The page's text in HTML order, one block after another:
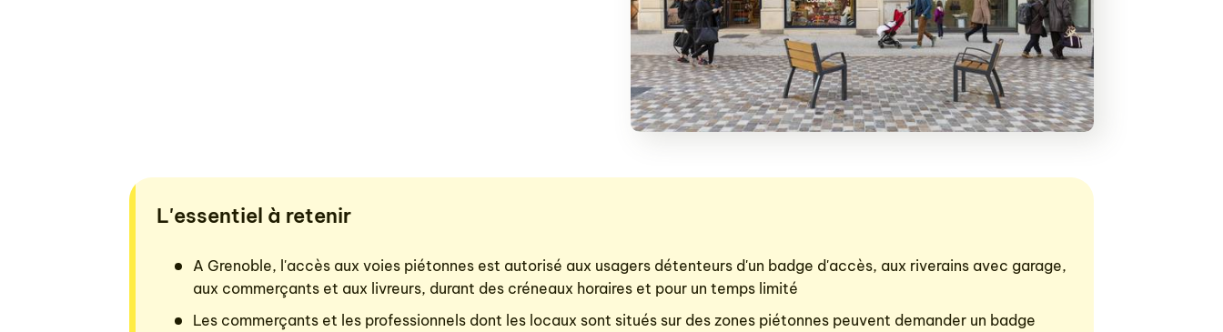
L'essentiel à retenir
A Grenoble, l'accès aux voies piétonnes est autorisé aux usagers détenteurs d'un badge d'accès, aux riverains avec garage,
aux commerçants et aux livreurs, durant des créneaux horaires et pour un temps limité
Les commerçants et les professionnels dont les locaux sont situés sur des zones piétonnes peuvent demander un badge